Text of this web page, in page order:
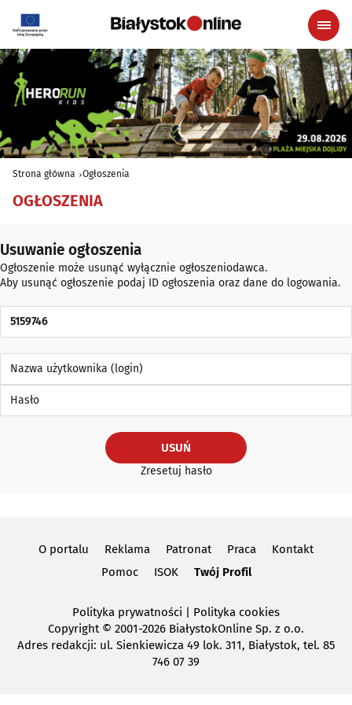
Strona główna Ogłoszenia
OGŁOSZENIA
Usuwanie ogłoszenia
Ogłoszenie może usunąć wyłącznie ogłoszeniodawca.
Aby usunąć ogłoszenie podaj ID ogłoszenia oraz dane do logowania.
Nazwa użytkownika (login)
USUŃ
Zresetuj hasło
O portalu Reklama Patronat Praca
Kontakt
Pomoc
ISOK Twój Profil
Polityka prywatności | Polityka cookies
Copyright © 2001-2026 BiałystokOnline Sp. z o.o.
Adres redakcji: ul. Sienkiewicza 49 lok. 311, Białystok, tel. 85
746 07 39